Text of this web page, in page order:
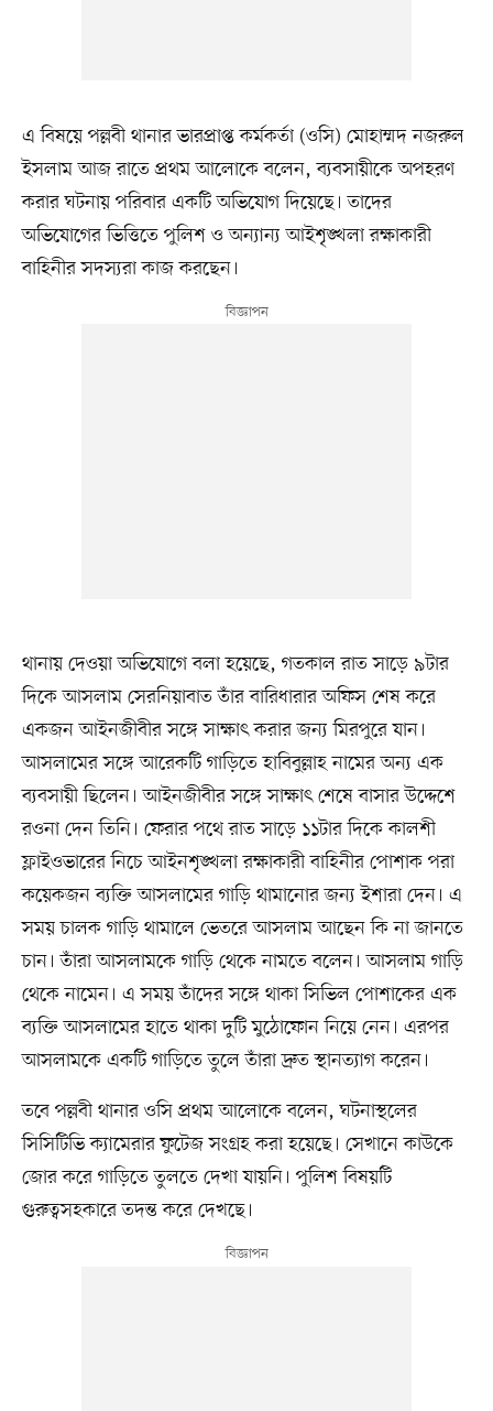
এ বিষয়ে পল্লবী থানার ভারপ্রাপ্ত কর্মকর্তা (ওসি) মোহাম্মদ নজরুল
ইসলাম আজ রাতে প্রথম আলোকে বলেন, ব্যবসায়ীকে অপহরণ
করার ঘটনায় পরিবার একটি অভিযোগ দিয়েছে। তাদের
অভিযোগের ভিত্তিতে পুলিশ ও অন্যান্য আইশৃঙ্খলা রক্ষাকারী
বাহিনীর সদস্যরা কাজ করছেন।
থানায় দেওয়া অভিযোগে বলা হয়েছে, গতকাল রাত সাড়ে ৯টার
দিকে আসলাম সেরনিয়াবাত তাঁর বারিধারার অফিস শেষ করে
একজন আইনজীবীর সঙ্গে সাক্ষাৎ করার জন্য মিরপুরে যান।
আসলামের সঙ্গে আরেকটি গাড়িতে হাবিবুল্লাহ নামের অন্য এক
ব্যবসায়ী ছিলেন। আইনজীবীর সঙ্গে সাক্ষাৎ শেষে বাসার উদ্দেশে
রওনা দেন তিনি। ফেরার পথে রাত সাড়ে ১১টার দিকে কালশী
ফ্লাইওভারের নিচে আইনশৃঙ্খলা রক্ষাকারী বাহিনীর পোশাক পরা
কয়েকজন ব্যক্তি আসলামের গাড়ি থামানোর জন্য ইশারা দেন। এ
সময় চালক গাড়ি থামালে ভেতরে আসলাম আছেন কি না জানতে
চান। তাঁরা আসলামকে গাড়ি থেকে নামতে বলেন। আসলাম গাড়ি
থেকে নামেন। এ সময় তাঁদের সঙ্গে থাকা সিভিল পোশাকের এক
ব্যক্তি আসলামের হাতে থাকা দুটি মুঠোফোন নিয়ে নেন। এরপর
আসলামকে একটি গাড়িতে তুলে তাঁরা দ্রুত স্থানত্যাগ করেন।
তবে পল্লবী থানার ওসি প্রথম আলোকে বলেন, ঘটনাস্থলের
সিসিটিভি ক্যামেরার ফুটেজ সংগ্রহ করা হয়েছে। সেখানে কাউকে
জোর করে গাড়িতে তুলতে দেখা যায়নি। পুলিশ বিষয়টি
গুরুত্বসহকারে তদন্ত করে দেখছে।